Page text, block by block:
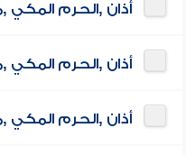
أذان ,الحرم
أذان ,الحرم
أذان ,الحرم